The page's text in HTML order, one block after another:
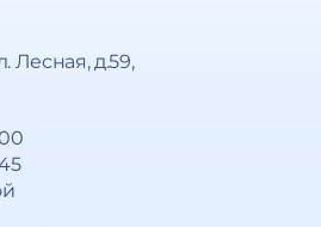
Лесная, д.59,